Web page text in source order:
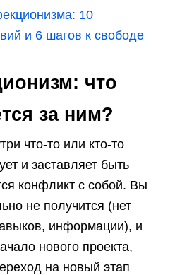
10
и 6 шагов к свободе
что
за ним?
что-то или кто-то
и заставляет быть
конфликт с собой. Вы
не получится (нет
информации), и
нового проекта,
на новый этап